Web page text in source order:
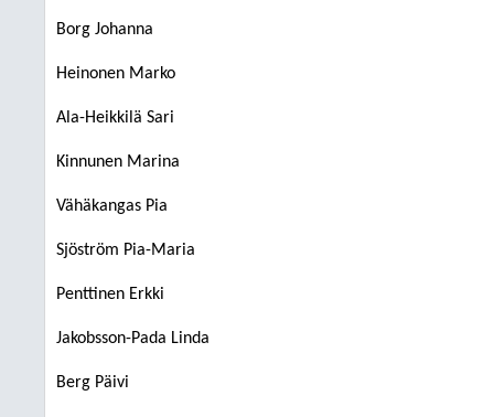
Borg Johanna
Heinonen Marko
Ala-Heikkilä Sari
Kinnunen Marina
Vähäkangas Pia
Sjöström Pia-Maria
Penttinen Erkki
Jakobsson-Pada Linda
Berg Päivi